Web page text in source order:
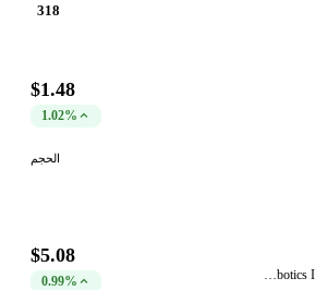
318
$1.48
1.02%
الحجم
Serve Robotics Inc. Common Stock
$5.08
0.99%